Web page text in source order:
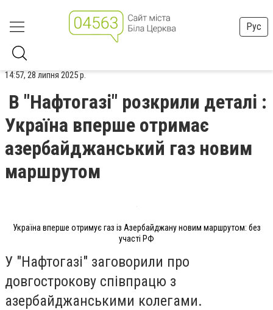
Рус
14:57, 28 липня 2025 р.
В "Нафтогазі" розкрили деталі :
Україна вперше отримає
азербайджанський газ новим
маршрутом
Україна вперше отримує газ із Азербайджану новим маршрутом: без
участі РФ
У "Нафтогазі" заговорили про
довгострокову співпрацю з
азербайджанськими колегами.